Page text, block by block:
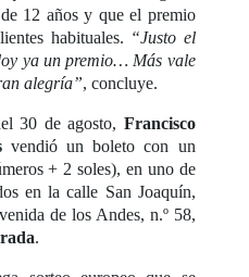
12 años y que el premio
habituales. “Justo el
ya un premio… Más vale
alegría”, concluye.
30 de agosto, Francisco
vendió un boleto con un
+ 2 soles), en uno de
en la calle San Joaquín,
de los Andes, n.º 58,
.